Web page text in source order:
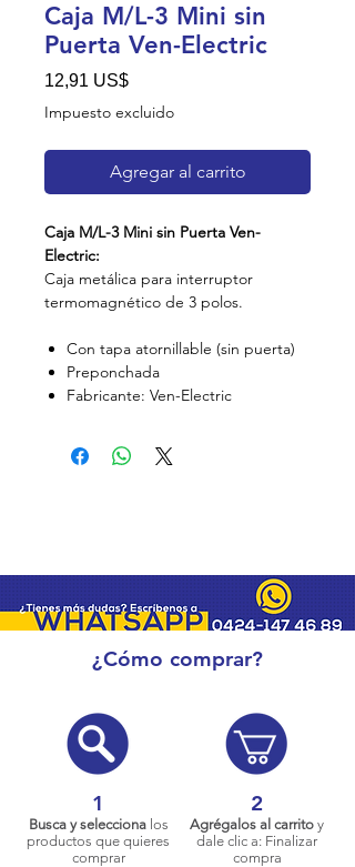
Caja M/L-3 Mini sin
Puerta Ven-Electric
12,91 US$Precio
Impuesto excluido
Agregar al carrito
Caja M/L-3 Mini sin Puerta Ven-
Electric:
Caja metálica para interruptor
termomagnético de 3 polos.
Con tapa atornillable (sin puerta)
Preponchada
Fabricante: Ven-Electric
¿Cómo comprar?
1
Busca y seleccionalos
productos que quieres
comprar
2
Agrégalos al carrito y
dale clic a: Finalizar
compra